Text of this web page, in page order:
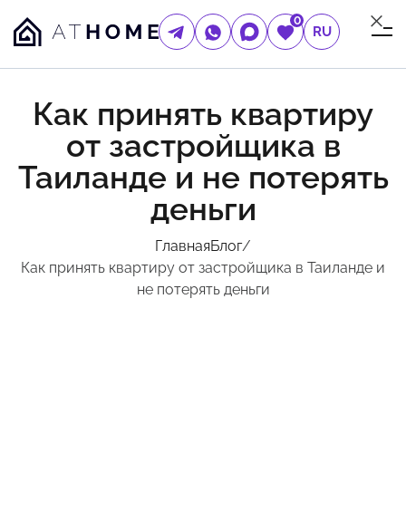
0
RU
Как принять квартиру
от застройщика в
Таиланде и не потерять
деньги
ГлавнаяБлог/
Как принять квартиру от застройщика в Таиланде и
не потерять деньги